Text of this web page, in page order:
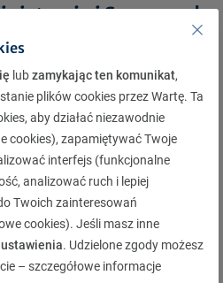
i Samorząd
sytuacjach
zachorowań objętych
lubzamykając ten komunikat,
plików cookies przez Wartę. Ta
aby działać niezawodnie
cookies), zapamiętywać Twoje
interfejs (funkcjonalne
analizować ruch i lepiej
Twoich zainteresowań
cookies). Jeśli masz inne
. Udzielone zgody możesz
– szczegółowe informacje